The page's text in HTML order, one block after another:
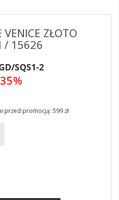
VENICE ZŁOTO
/ 15626
SQS1-2
przed promocją: 599 zł